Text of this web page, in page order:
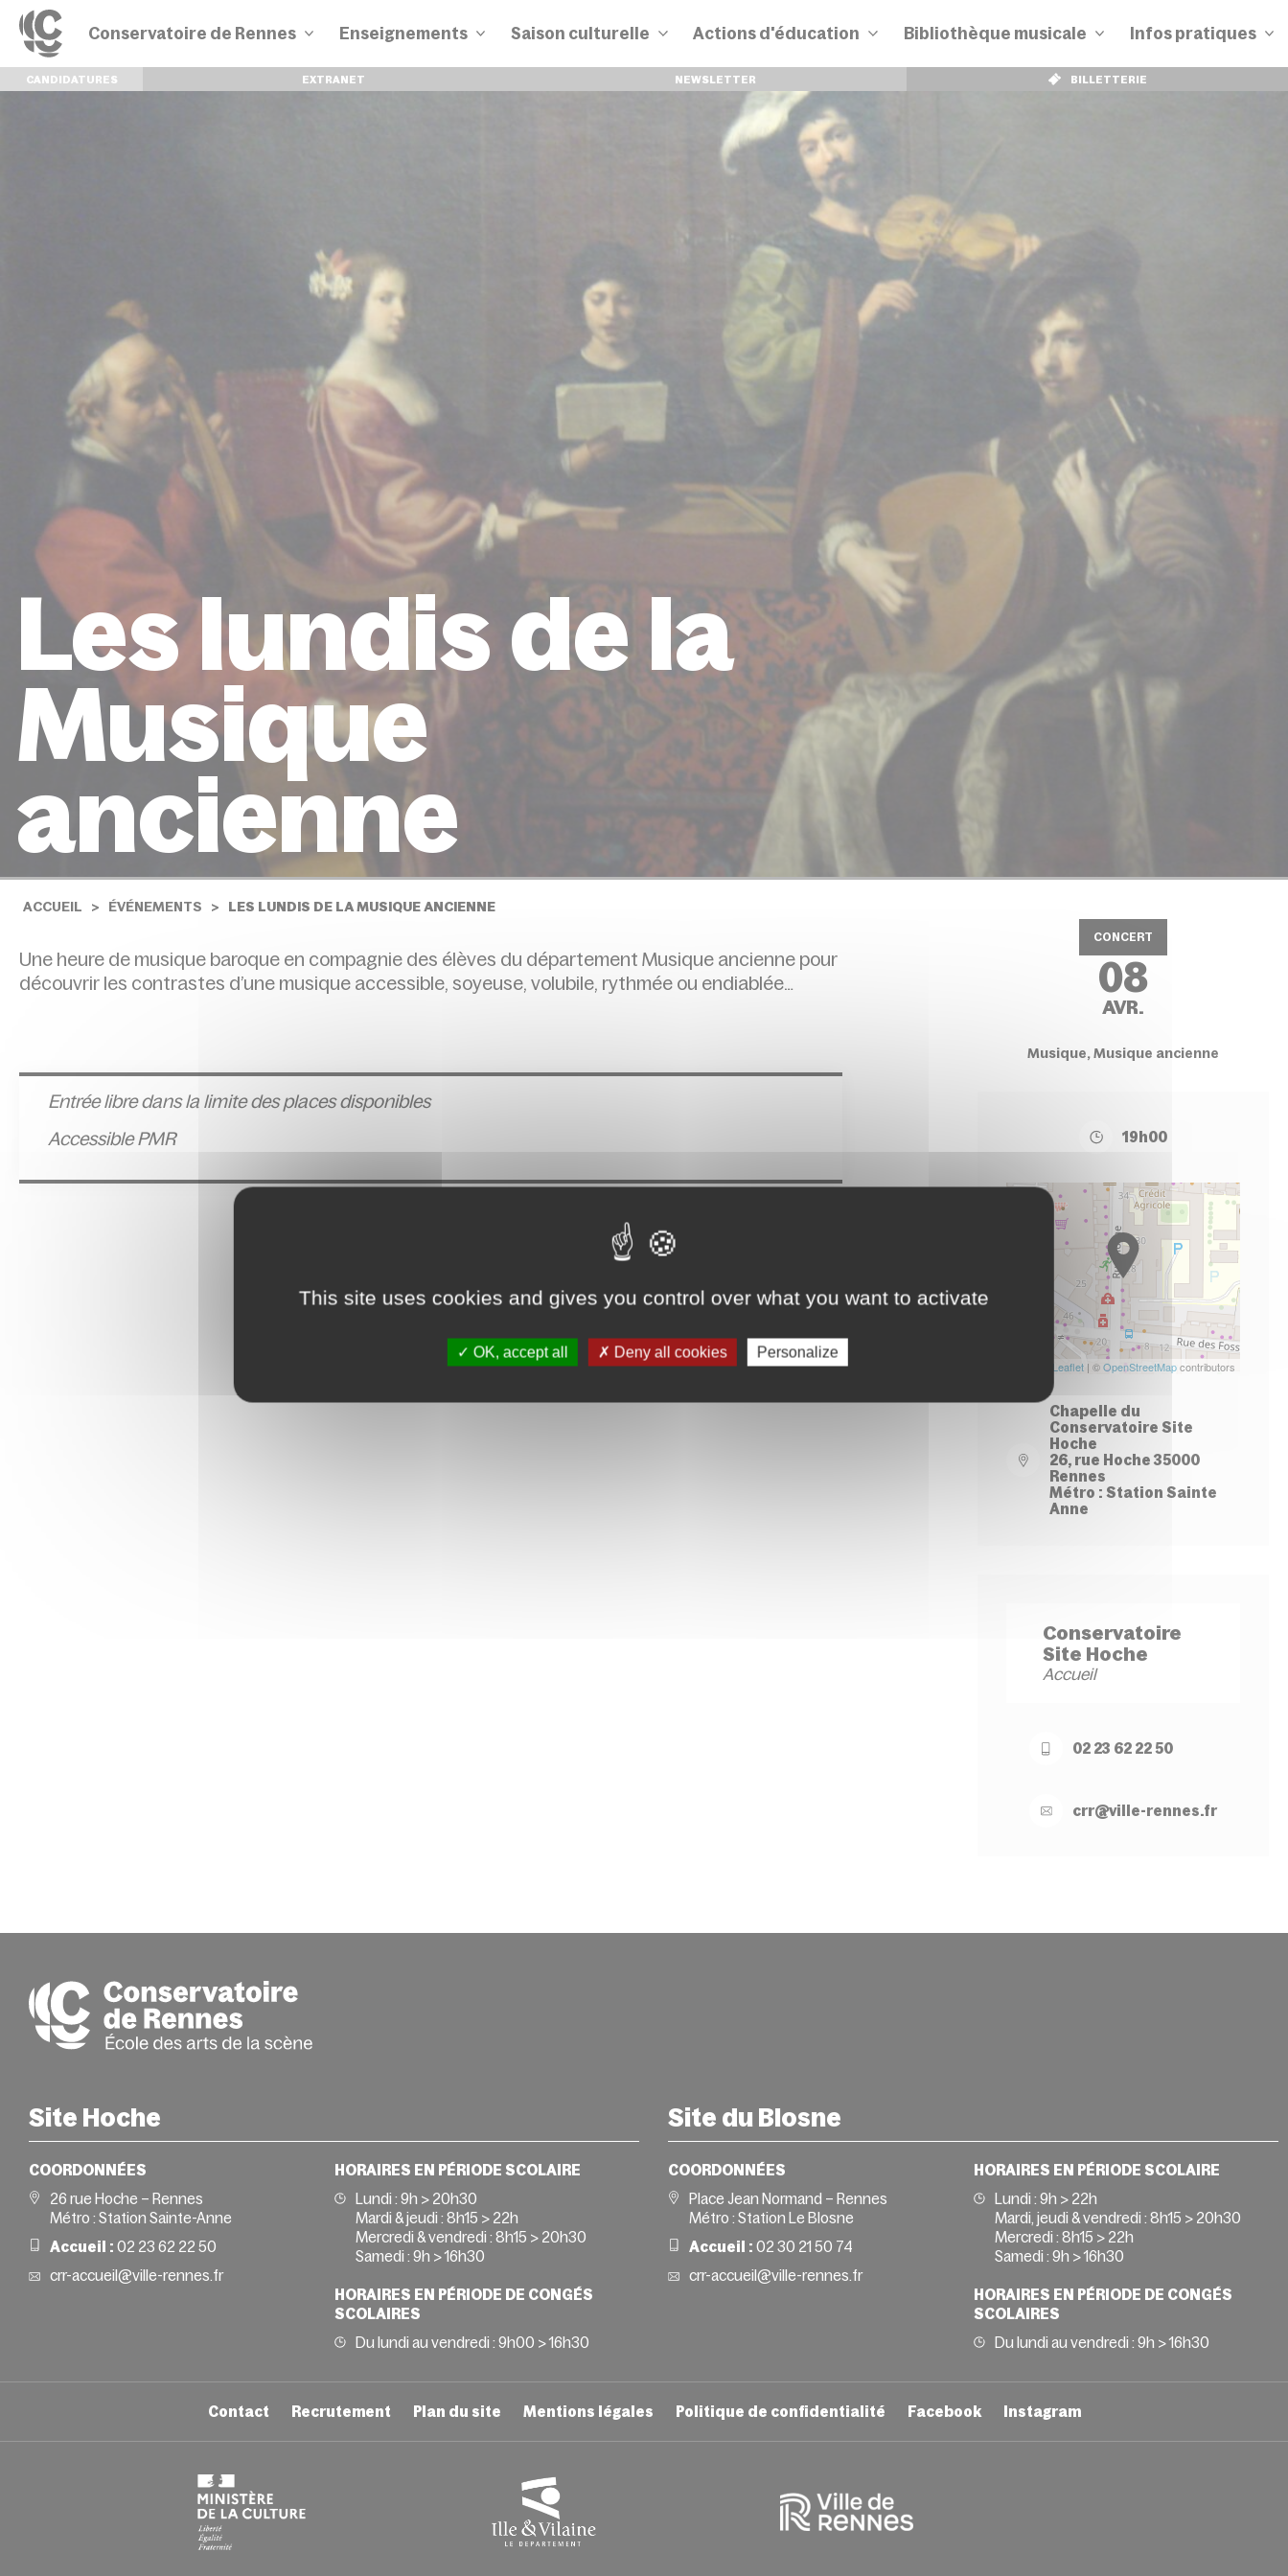
Conservatoire de Rennes Enseignements Saison culturelle Actions d'éducation Bibliothèque musicale Infos pratiques
CANDIDATURES EXTRANET NEWSLETTER BILLETTERIE
Les lundis de la
Musique
ancienne
ACCUEIL ÉVÉNEMENTS LES LUNDIS DE LA MUSIQUE ANCIENNE
Une heure de musique baroque en compagnie des élèves du département Musique ancienne pour
découvrir les contrastes d’une musique accessible, soyeuse, volubile, rythmée ou endiablée…
Entrée libre dans la limite des places disponibles
Accessible PMR
CONCERT
08
AVR.
Musique, Musique ancienne
19h00
Leaflet| ©OpenStreetMapcontributors
Chapelle du
Conservatoire Site
Hoche
26, rue Hoche 35000
Rennes
Métro : Station Sainte
Anne
Conservatoire
Site Hoche
Accueil
02 23 62 22 50
crr@ville-rennes.fr
Site Hoche
COORDONNÉES
26 rue Hoche – Rennes
Métro : Station Sainte-Anne
Accueil : 02 23 62 22 50
crr-accueil@ville-rennes.fr
HORAIRES EN PÉRIODE SCOLAIRE
Lundi : 9h > 20h30
Mardi & jeudi : 8h15 > 22h
Mercredi & vendredi : 8h15 > 20h30
Samedi : 9h > 16h30
HORAIRES EN PÉRIODE DE CONGÉS
SCOLAIRES
Du lundi au vendredi : 9h00 > 16h30
Site du Blosne
COORDONNÉES
Place Jean Normand – Rennes
Métro : Station Le Blosne
Accueil : 02 30 21 50 74
crr-accueil@ville-rennes.fr
HORAIRES EN PÉRIODE SCOLAIRE
Lundi : 9h > 22h
Mardi, jeudi & vendredi : 8h15 > 20h30
Mercredi : 8h15 > 22h
Samedi : 9h > 16h30
HORAIRES EN PÉRIODE DE CONGÉS
SCOLAIRES
Du lundi au vendredi : 9h > 16h30
Contact Recrutement Plan du site Mentions légales Politique de confidentialité Facebook Instagram
This site uses cookies and gives you control over what you want to activate
OK, accept all Deny all cookies Personalize